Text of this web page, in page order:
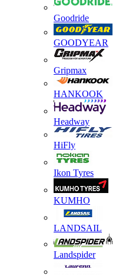
Goodride
GOODYEAR
Gripmax
HANKOOK
Headway
HiFly
Ikon Tyres
KUMHO
LANDSAIL
Landspider